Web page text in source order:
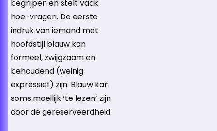
begrijpen en stelt vaak
hoe-vragen. De eerste
indruk van iemand met
hoofdstijl blauw kan
formeel, zwijgzaam en
behoudend (weinig
expressief) zijn. Blauw kan
soms moeilijk ‘te lezen’ zijn
door de gereserveerdheid.